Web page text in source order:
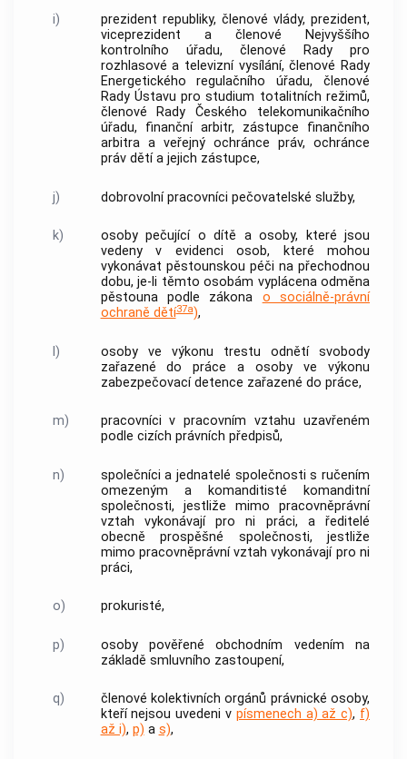
i)
prezident republiky, členové vlády, prezident,
viceprezident a členové Nejvyššího
kontrolního úřadu, členové Rady pro
rozhlasové a televizní vysílání, členové Rady
Energetického regulačního úřadu, členové
Rady Ústavu pro studium totalitních režimů,
členové Rady Českého telekomunikačního
úřadu, finanční arbitr, zástupce finančního
arbitra a veřejný ochránce práv, ochránce
práv dětí a jejich zástupce,
j) dobrovolní pracovníci pečovatelské služby,
k) osoby pečující odítě a osoby, které jsou
vedeny v evidenci osob, které mohou
vykonávat pěstounskou péči na přechodnou
dobu, je-li těmto osobám vyplácena odměna
pěstouna podle zákona o sociálně-právní
ochraně dětí37a),
l)
osoby ve výkonu trestu odnětí svobody
zařazené do práce a osoby ve výkonu
zabezpečovací detence zařazené do práce,
m)
pracovníci v pracovním vztahu uzavřeném
podle cizích právních předpisů,
n)
společníci a jednatelé společnosti s ručením
omezeným a komanditisté komanditní
společnosti, jestliže mimo pracovněprávní
vztah vykonávají pro ni práci, a ředitelé
obecně prospěšné společnosti, jestliže
mimo pracovněprávní vztah vykonávají pro ni
práci,
o) prokuristé,
p)
osoby pověřené obchodním vedením na
základě smluvního zastoupení,
q)
členové kolektivních orgánů právnické osoby,
kteří nejsou uvedeni v písmenech a) až c), f)
až i), p) a s),